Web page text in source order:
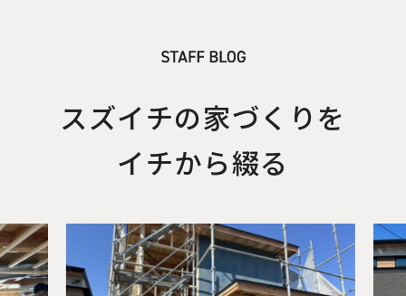
スズイチの家づくりを
イチから綴る